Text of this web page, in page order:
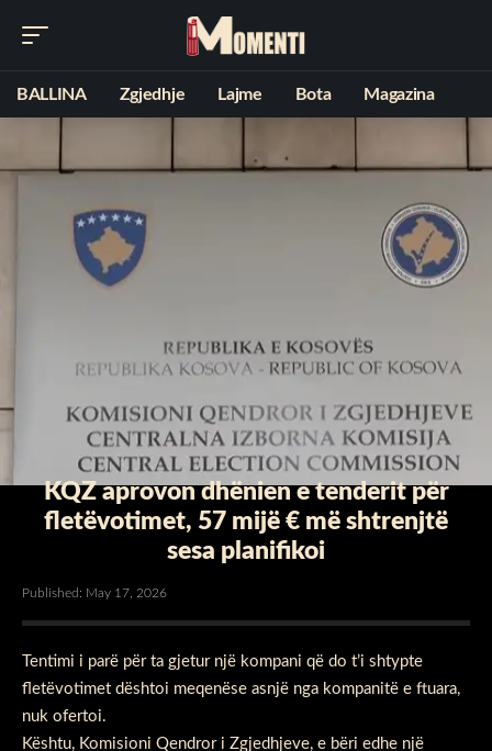
BALLINA Zgjedhje Lajme Bota Magazina
KQZ aprovon dhënien e tenderit për
fletëvotimet, 57 mijë € më shtrenjtë
sesa planifikoi
Published: May 17, 2026
Tentimi i parë për ta gjetur një kompani që do t’i shtypte
fletëvotimet dështoi meqenëse asnjë nga kompanitë e ftuara,
nuk ofertoi.
Kështu, Komisioni Qendror i Zgjedhjeve, e bëri edhe një